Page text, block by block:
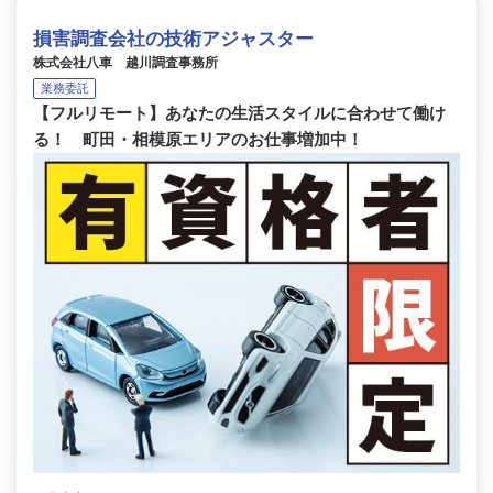
損害調査会社の技術アジャスター
株式会社八車 越川調査事務所
業務委託
【フルリモート】あなたの生活スタイルに合わせて働け
る！ 町田・相模原エリアのお仕事増加中！